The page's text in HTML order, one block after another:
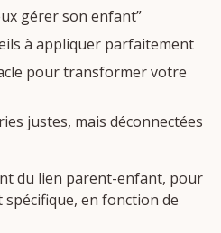
gérer son enfant”
à appliquer parfaitement
pour transformer votre
justes, mais déconnectées
du lien parent-enfant, pour
en fonction de